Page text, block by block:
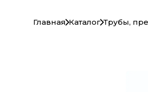
Главная Каталог Трубы,